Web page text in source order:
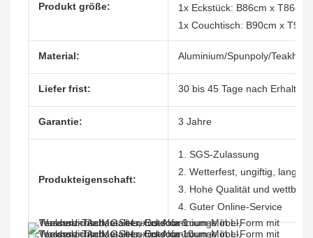
Produkt größe:
1x Eckstück: B86cm x T86cm
1x Couchtisch: B90cm x
Material: Aluminium/Spunpoly/Teakholz
Liefer frist: 30 bis 45 Tage nach Erhalt
Garantie: 3 Jahre
Produkteigenschaft:
1. SGS-Zulassung
2. Wetterfest, ungiftig,
3. Hohe Qualität und
4. Guter Online-Service